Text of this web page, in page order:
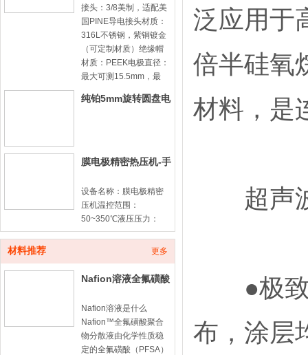
接头：3/8美制，适配美
国PINE导电接头材质：
316L不锈钢，紫铜镀金
（可定制材质）绝缘帽
材质：PEEK电极直径：
最大可测15.5mm，最
纯铂5mm旋转圆盘电
膜电极精密热压机-手
设备名称：膜电极精密
压机温控范围：
50~350℃液压压力：
10ton计时器：100min
子交换膜（PEM）与两
材料推荐 更多
Nafion溶液全氟磺酸
Nafion溶液是什么
Nafion™全氟磺酸聚合
物分散液由化学性质稳
定的全氟磺酸（PFSA）
泛应用于
倍半硅氧
材料，是
超声波
●极致
布，涂层